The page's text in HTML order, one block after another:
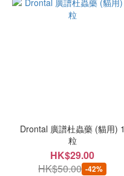
ADVANCE
VETS
BEST
(8)
Drontal 廣譜杜蟲藥 (貓用) 1
粒
HK$29.00
HK$50.00 -42%